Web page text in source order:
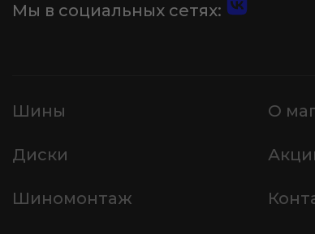
Мы в социальных сетях:
Шины
Диски
Шиномонтаж
О